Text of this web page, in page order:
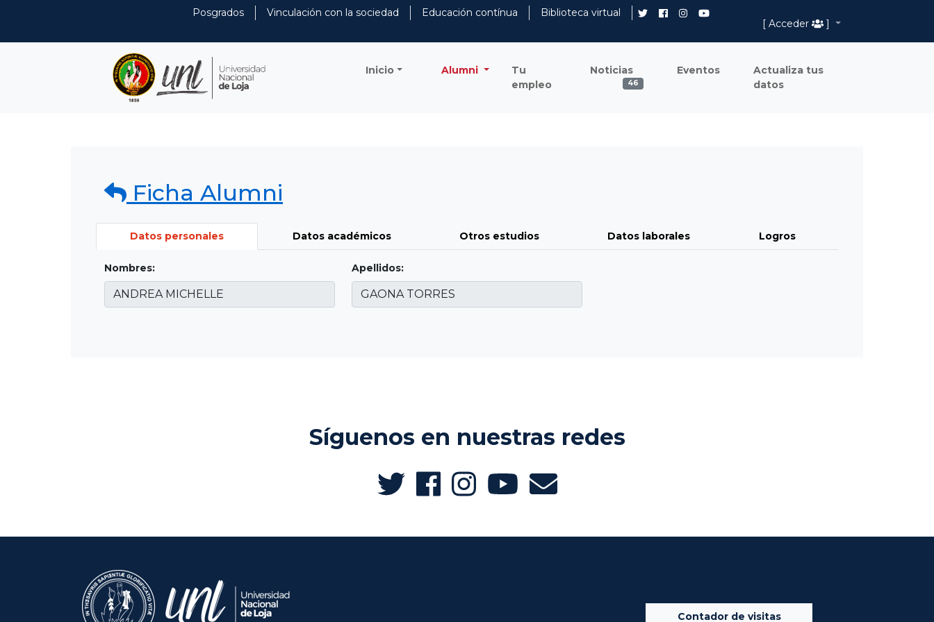
Posgrados Vinculación con la sociedad Educación contínua
Biblioteca virtual
[ Acceder
]
Inicio Alumni
Tu
empleo
Noticias
46
Eventos
Actualiza tus
datos
Ficha Alumni
Datos personales Datos académicos Otros estudios Datos laborales Logros
Nombres: Apellidos:
Síguenos en nuestras redes
Contador de visitas